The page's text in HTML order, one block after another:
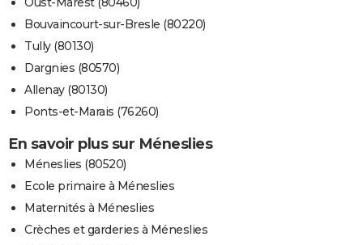
Bouvaincourt-sur-Bresle (80220)
Tully (80130)
Dargnies (80570)
Allenay (80130)
Ponts-et-Marais (76260)
En savoir plus sur Méneslies
Méneslies (80520)
Ecole primaire à Méneslies
Maternités à Méneslies
Crèches et garderies à Méneslies